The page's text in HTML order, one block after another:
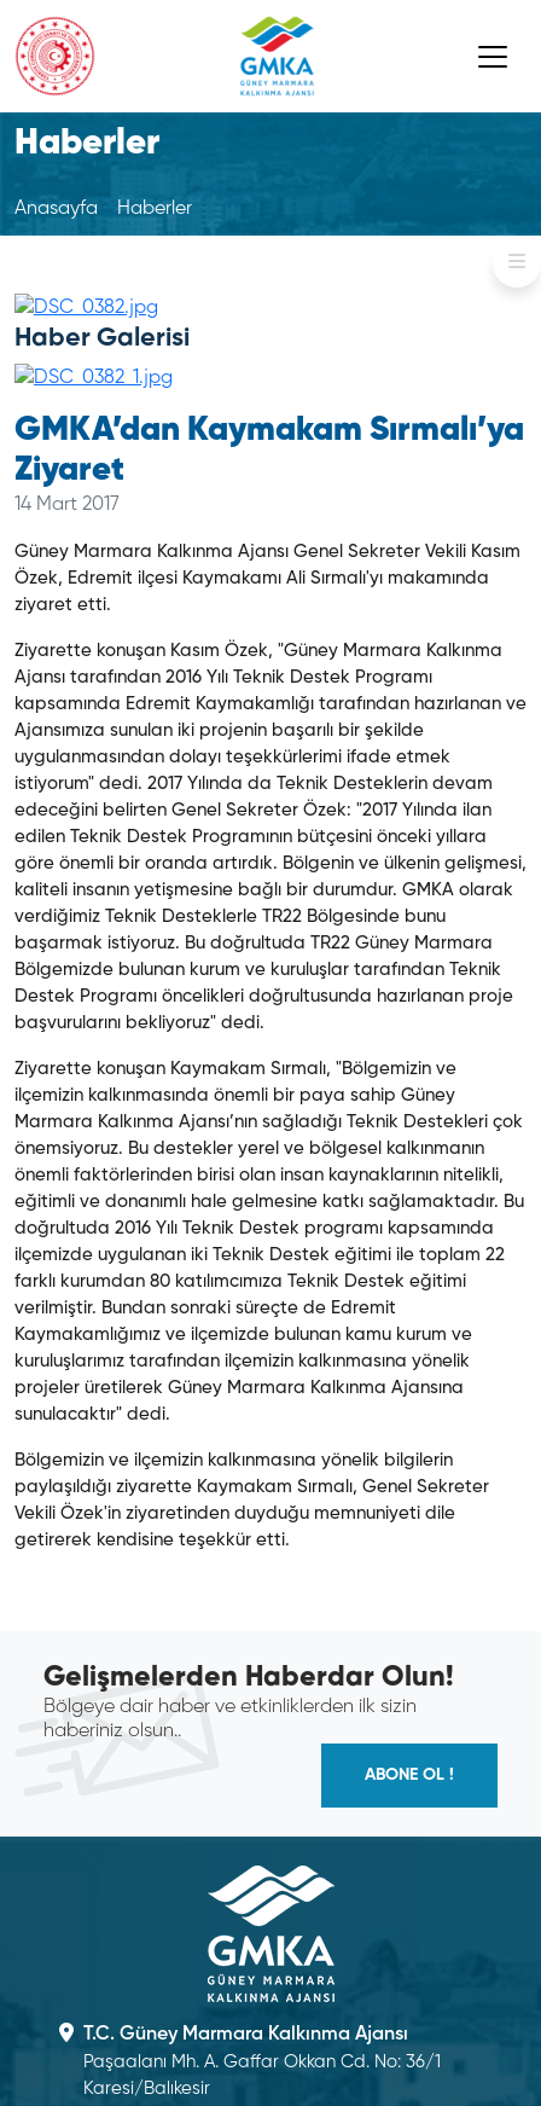
Haberler
Anasayfa Haberler
Haber Galerisi
GMKA’dan Kaymakam Sırmalı’ya
Ziyaret
14 Mart 2017
Güney Marmara Kalkınma Ajansı Genel Sekreter Vekili Kasım
Özek, Edremit ilçesi Kaymakamı Ali Sırmalı'yı makamında
ziyaret etti.
Ziyarette konuşan Kasım Özek, "Güney Marmara Kalkınma
Ajansı tarafından 2016 Yılı Teknik Destek Programı
kapsamında Edremit Kaymakamlığı tarafından hazırlanan ve
Ajansımıza sunulan iki projenin başarılı bir şekilde
uygulanmasından dolayı teşekkürlerimi ifade etmek
istiyorum" dedi. 2017 Yılında da Teknik Desteklerin devam
edeceğini belirten Genel Sekreter Özek: "2017 Yılında ilan
edilen Teknik Destek Programının bütçesini önceki yıllara
göre önemli bir oranda artırdık. Bölgenin ve ülkenin gelişmesi,
kaliteli insanın yetişmesine bağlı bir durumdur. GMKA olarak
verdiğimiz Teknik Desteklerle TR22 Bölgesinde bunu
başarmak istiyoruz. Bu doğrultuda TR22 Güney Marmara
Bölgemizde bulunan kurum ve kuruluşlar tarafından Teknik
Destek Programı öncelikleri doğrultusunda hazırlanan proje
başvurularını bekliyoruz" dedi.
Ziyarette konuşan Kaymakam Sırmalı, "Bölgemizin ve
ilçemizin kalkınmasında önemli bir paya sahip Güney
Marmara Kalkınma Ajansı’nın sağladığı Teknik Destekleri çok
önemsiyoruz. Bu destekler yerel ve bölgesel kalkınmanın
önemli faktörlerinden birisi olan insan kaynaklarının nitelikli,
eğitimli ve donanımlı hale gelmesine katkı sağlamaktadır. Bu
doğrultuda 2016 Yılı Teknik Destek programı kapsamında
ilçemizde uygulanan iki Teknik Destek eğitimi ile toplam 22
farklı kurumdan 80 katılımcımıza Teknik Destek eğitimi
verilmiştir. Bundan sonraki süreçte de Edremit
Kaymakamlığımız ve ilçemizde bulunan kamu kurum ve
kuruluşlarımız tarafından ilçemizin kalkınmasına yönelik
projeler üretilerek Güney Marmara Kalkınma Ajansına
sunulacaktır" dedi.
Bölgemizin ve ilçemizin kalkınmasına yönelik bilgilerin
paylaşıldığı ziyarette Kaymakam Sırmalı, Genel Sekreter
Vekili Özek'in ziyaretinden duyduğu memnuniyeti dile
getirerek kendisine teşekkür etti.
Gelişmelerden Haberdar Olun!
Bölgeye dair haber ve etkinliklerden ilk sizin
haberiniz olsun..
ABONE OL !
T.C. Güney Marmara Kalkınma Ajansı
Paşaalanı Mh. A. Gaffar Okkan Cd. No: 36/1
Karesi/Balıkesir